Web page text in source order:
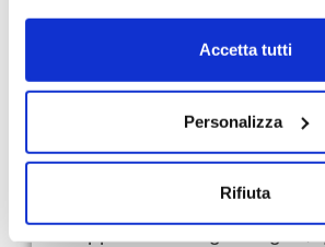
Alcune delle tue informazioni
e gestite da server di proprietà di
Accetta tutti
Personalizza
Rifiuta
tantissime variabili da
mente per individuare
Ammesso che tu abbia
metodo efficiente per
opportunità di guadagno,